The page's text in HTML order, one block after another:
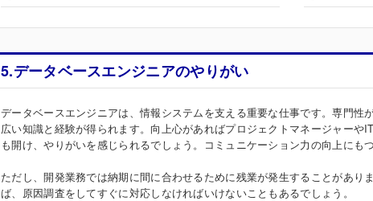
5.データベースエンジニアのやりがい
データベースエンジニアは、情報システムを支える重要な仕事です。専門性
広い知識と経験が得られます。向上心があればプロジェクトマネージャーや
も開け、やりがいを感じられるでしょう。コミュニケーション力の向上にもつ
ただし、開発業務では納期に間に合わせるために残業が発生することがあり
ば、原因調査をしてすぐに対応しなければいけないこともあるでしょう。